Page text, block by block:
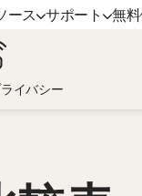
リティ
ース サポート 無
イバシー